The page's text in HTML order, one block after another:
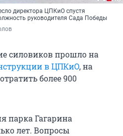
директора ЦПКиО спустя
руководителя Сада Победы
силовиков прошло на
в ЦПКиО, на
более 900
парка Гагарина
лет. Вопросы